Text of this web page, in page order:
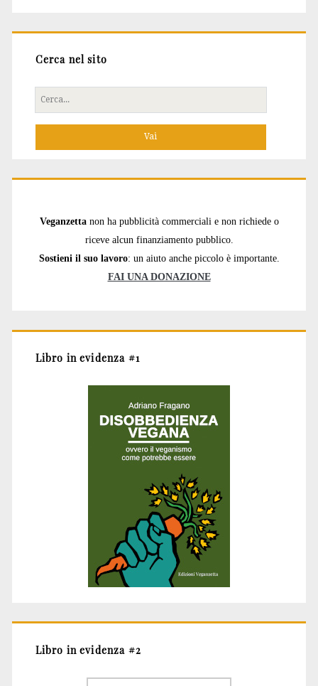
Cerca nel sito
Cerca
per:
Veganzetta non ha pubblicità commerciali e non richiede o
riceve alcun finanziamento pubblico.
Sostieni il suo lavoro: un aiuto anche piccolo è importante.
FAI UNA DONAZIONE
Libro in evidenza #1
Libro in evidenza #2